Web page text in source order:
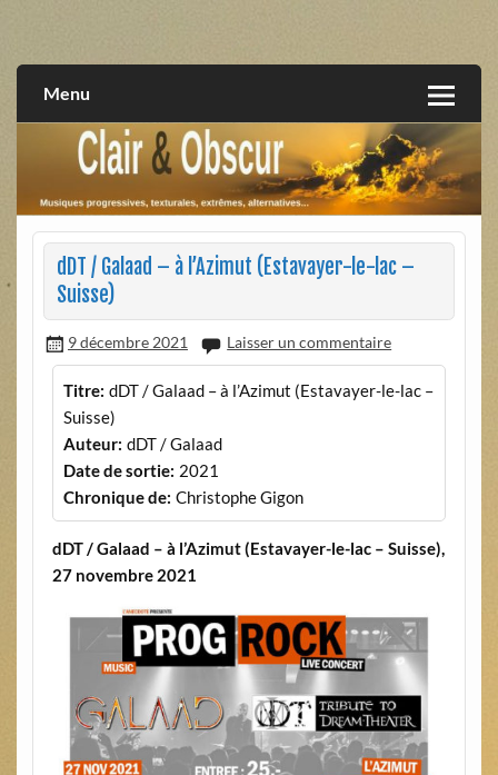
extrêmes, alternatives, texturales
Menu
dDT / Galaad – à l’Azimut (Estavayer-le-lac –
Suisse)
9 décembre 2021 Laisser un commentaire
Titre: dDT / Galaad – à l’Azimut (Estavayer-le-lac –
Suisse)
Auteur: dDT / Galaad
Date de sortie: 2021
Chronique de: Christophe Gigon
dDT / Galaad – à l’Azimut (Estavayer-le-lac – Suisse),
27 novembre 2021